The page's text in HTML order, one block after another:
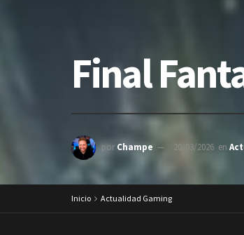
Final
por Champe 20/03/2026 en
Inicio Actualidad Gaming